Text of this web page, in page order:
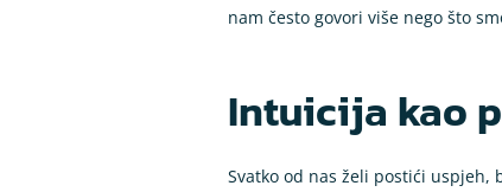
nam često govori više nego što
Intuicija kao
Svatko od nas želi postići